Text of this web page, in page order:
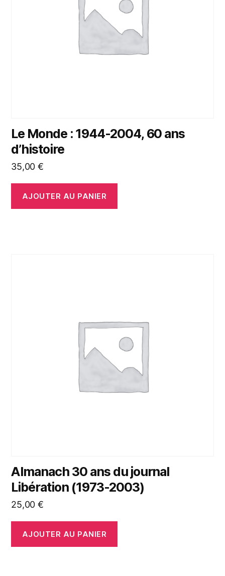
Le Monde : 1944-2004, 60 ans
d’histoire
35,00 €
AJOUTER AU PANIER
Almanach 30 ans du journal
Libération (1973-2003)
25,00 €
AJOUTER AU PANIER